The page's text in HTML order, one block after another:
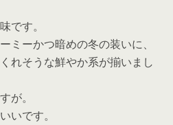
です。
ミーかつ暗めの冬の装いに、
れそうな鮮やか系が揃いまし
が。
いです。